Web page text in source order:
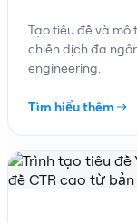
Tạo tiêu đề và mô
chiến dịch đa
engineering.
Tìm hiểu thêm